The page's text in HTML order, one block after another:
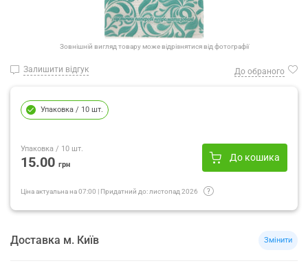
Зовнішній вигляд товару може відрізнятися від фотографії
Залишити відгук До обраного
Упаковка / 10 шт.
Упаковка / 10 шт.
15.00 грн
До кошика
Ціна актуальна на07:00 | Придатний до: листопад 2026
Доставка м. Київ Змінити